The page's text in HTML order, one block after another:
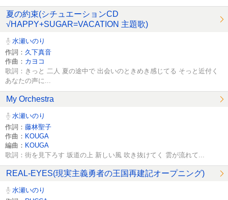
夏の約束(シチュエーションCD
√HAPPY+SUGAR=VACATION 主題歌)
水瀬いのり
作詞： 久下真音
作曲： カヨコ
歌詞：きっと 二人 夏の途中で 出会いのときめき感じてる そっと近付く
あなたの声に...
My Orchestra
水瀬いのり
作詞： 藤林聖子
作曲： KOUGA
編曲： KOUGA
歌詞：街を見下ろす 坂道の上 新しい風 吹き抜けてく 雲が流れて...
REAL-EYES(現実主義勇者の王国再建記オープニング)
水瀬いのり